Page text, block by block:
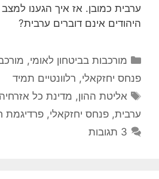
ערבית כמובן. אז איך הגענו
היהודים אינם דוברים ערבית?
קטגוריות
מורכבות בביטחון לאומי,
פנחס יחזקאלי, רלוונטיים תמיד
תגיות
אליטת ההון, מדינת כל אזרחיה
ערבית, פנחס יחזקאלי, פרדיגמת
3 תגובות